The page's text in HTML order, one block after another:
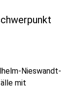
Nieswandt-
mit